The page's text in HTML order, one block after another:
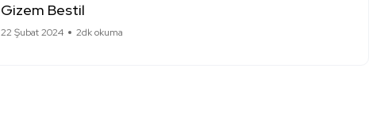
Gizem Bestil
22 Şubat 2024 2dk okuma